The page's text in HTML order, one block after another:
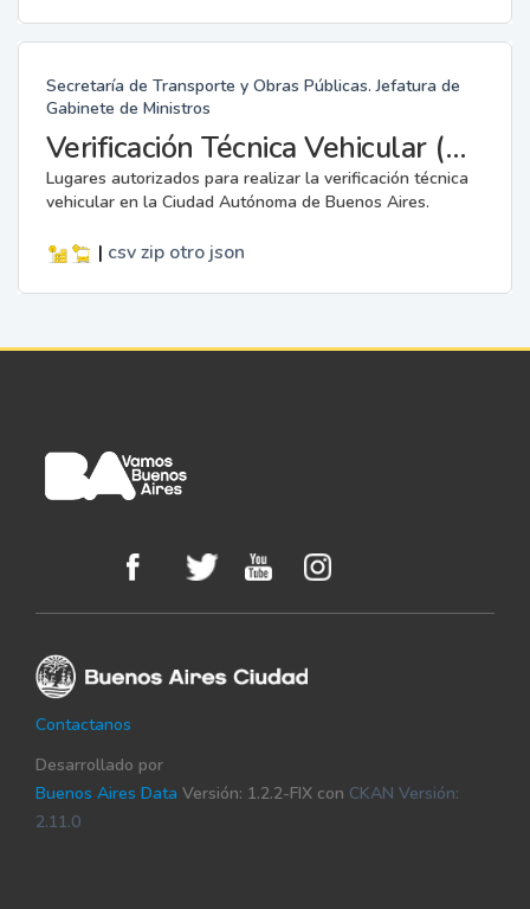
Secretaría de Transporte y Obras Públicas. Jefatura de
Gabinete de Ministros
Verificación Técnica Vehicular (VTV)
Lugares autorizados para realizar la verificación técnica
vehicular en la Ciudad Autónoma de Buenos Aires.
| csv zip otro json
Contactanos
Desarrollado por
Buenos Aires Data Versión: 1.2.2-FIX con CKAN Versión:
2.11.0